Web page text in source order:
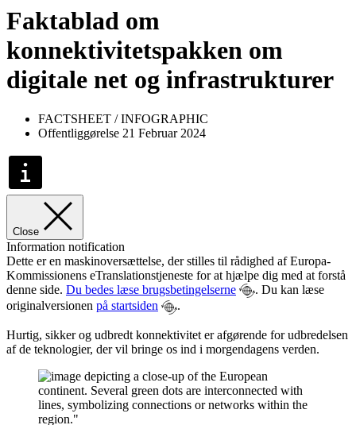
Faktablad om
konnektivitetspakken om
digitale net og infrastrukturer
FACTSHEET / INFOGRAPHIC
Offentliggørelse 21 Februar 2024
Close
Information notification
Dette er en maskinoversættelse, der stilles til rådighed af Europa-
Kommissionens eTranslationstjeneste for at hjælpe dig med at forstå
denne side. Du bedes læse brugsbetingelserne
. Du kan læse
originalversionen på startsiden .
Hurtig, sikker og udbredt konnektivitet er afgørende for udbredelsen
af de teknologier, der vil bringe os ind i morgendagens verden.